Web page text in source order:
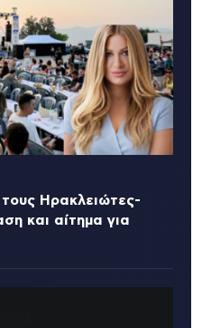
τους Ηρακλειώτες-
και αίτημα για